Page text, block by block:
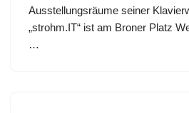
Ausstellungsräume seiner
„strohm.IT“ ist am Broner Platz
…